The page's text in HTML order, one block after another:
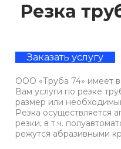
Резка
Заказать услугу
ООО «Труба 74» имеет
Вам услуги по резке
размер или
Резка осуществляется
резки, в т.ч.
режутся абразивными